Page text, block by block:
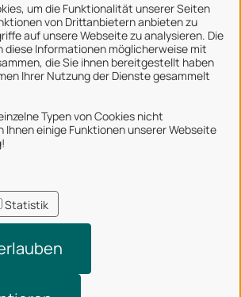
um die Funktionalität unserer Seiten
von Drittanbietern anbieten zu
auf unsere Webseite zu analysieren. Die
diese Informationen möglicherweise mit
die Sie ihnen bereitgestellt haben
Ihrer Nutzung der Dienste gesammelt
Typen von Cookies nicht
einige Funktionen unserer Webseite
Statistik